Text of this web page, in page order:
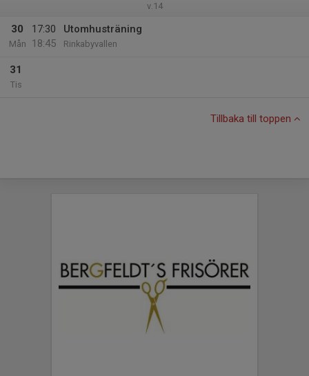
v.14
30
Mån
17:30
18:45
Utomhusträning
Rinkabyvallen
31
Tis
Tillbaka till toppen